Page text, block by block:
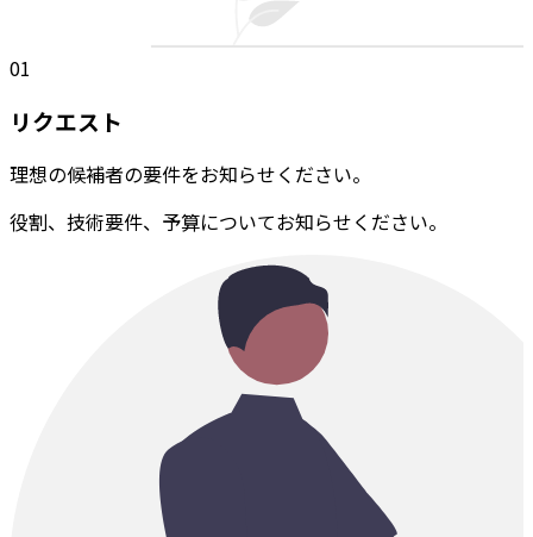
01
リクエスト
理想の候補者の要件をお知らせください。
役割、技術要件、予算についてお知らせください。